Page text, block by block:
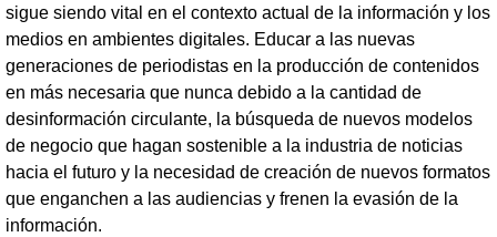
sigue siendo vital en el contexto actual de la información y los
medios en ambientes digitales. Educar a las nuevas
generaciones de periodistas en la producción de contenidos
en más necesaria que nunca debido a la cantidad de
desinformación circulante, la búsqueda de nuevos modelos
de negocio que hagan sostenible a la industria de noticias
hacia el futuro y la necesidad de creación de nuevos formatos
que enganchen a las audiencias y frenen la evasión de la
información.